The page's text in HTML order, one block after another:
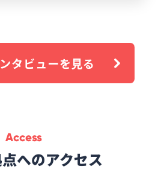
タビューを見る
Access
へのアクセス